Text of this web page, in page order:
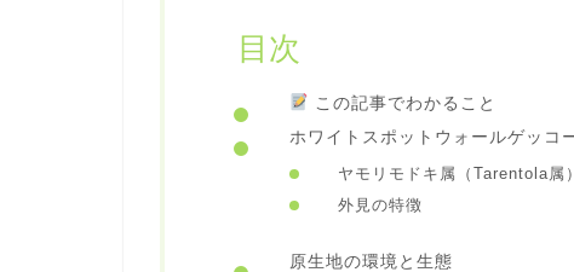
目次
この記事でわかること
ホワイトスポットウォールゲッコ
ヤモリモドキ属（Tarentola属
外見の特徴
原生地の環境と生態